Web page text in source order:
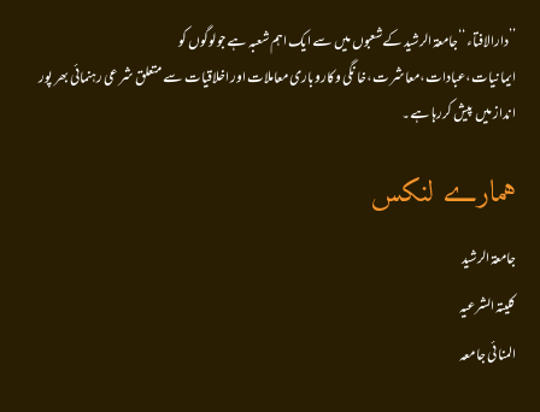
’’دارالافتاء ‘‘جامعۃ الرشید کےشعبوں میں سے ایک اہم شعبہ ہے جو لوگوں کو
ایمانیات،عبادات،معاشرت،خانگی وکاروباری معاملات اور اخلاقیات سے متعلق شرعی رہنمائی بھر پور
انداز میں پیش کررہا ہے۔
ہمارے لنکس
جامعۃ الرشید
کلیتہ الشرعیہ
المنا ئی جا معہ